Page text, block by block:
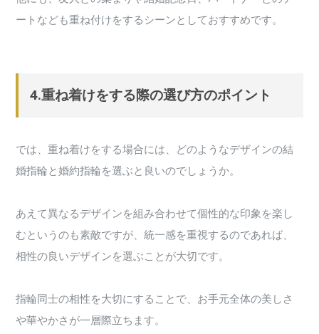
ートなども重ね付けをするシーンとしておすすめです。
4.重ね着けをする際の選び方のポイント
では、重ね着けをする場合には、どのようなデザインの結
婚指輪と婚約指輪を選ぶと良いのでしょうか。
あえて異なるデザインを組み合わせて個性的な印象を楽し
むというのも素敵ですが、統一感を重視するのであれば、
相性の良いデザインを選ぶことが大切です。
指輪同士の相性を大切にすることで、お手元全体の美しさ
や華やかさが一層際立ちます。